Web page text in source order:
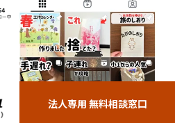
法人専用 無料相談窓口